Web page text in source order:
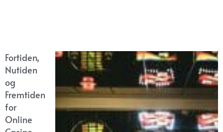
Fortiden,
Nutiden
og
Fremtiden
for
Online